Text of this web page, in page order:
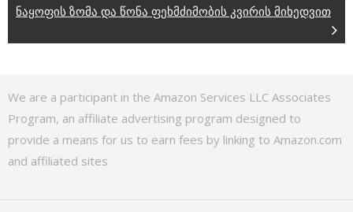
ნაყოფის ზომა და წონა ფეხმძიმობის კვირის მიხედვით
We are a participant in the Amazon Services LLC Associates
Program, an affiliate advertising program designed to
provide a means for us to earn fees by linking to Amazon.com
and affiliated sites